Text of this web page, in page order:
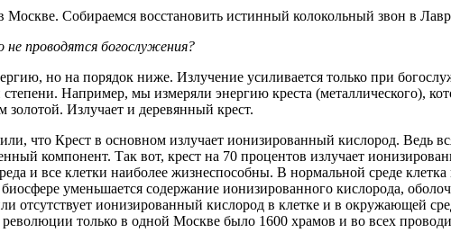
Собираемся восстановить истинный колокольный звон в
проводятся богослужения?
но на порядок ниже. Излучение усиливается только при
Например, мы измеряли энергию креста (металлического),
Излучает и деревянный крест.
что Крест в основном излучает ионизированный кислород. Ведь
компонент. Так вот, крест на 70 процентов излучает
и все клетки наиболее жизнеспособны. В нормальной среде
уменьшается содержание ионизированного кислорода,
отсутствует ионизированный кислород в клетке и в окружающей
только в одной Москве было 1600 храмов и во всех